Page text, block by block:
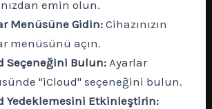
emin olun.
Menüsüne Gidin:Cihazınızın
menüsünü açın.
Seçeneğini Bulun:Ayarlar
"iCloud" seçeneğini bulun.
Yedeklemesini Etkinleştirin: